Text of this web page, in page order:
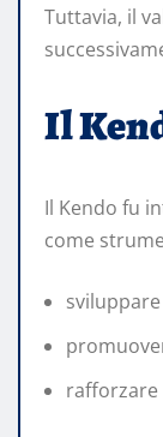
Tuttavia, il
Il
Il Kendo fu
come
rafforzare